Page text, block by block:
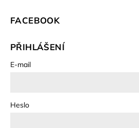
FACEBOOK
PŘIHLÁŠENÍ
E-mail
Heslo